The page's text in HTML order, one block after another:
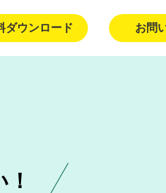
ダウンロード お問